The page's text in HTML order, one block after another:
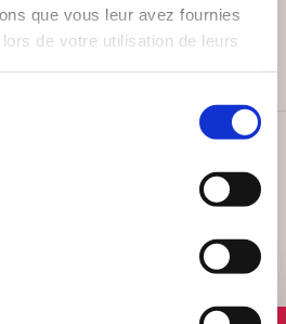
que vous leur avez fournies
de votre utilisation de leurs
jusqu'à -42%
10-12h / 14-16h